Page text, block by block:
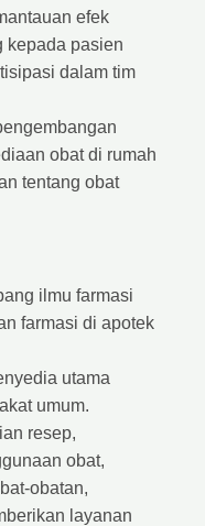
efek
kepada pasien
dalam tim
obat di rumah
tentang obat
ilmu farmasi
farmasi di apotek
utama
umum.
resep,
obat,
obatan,
layanan